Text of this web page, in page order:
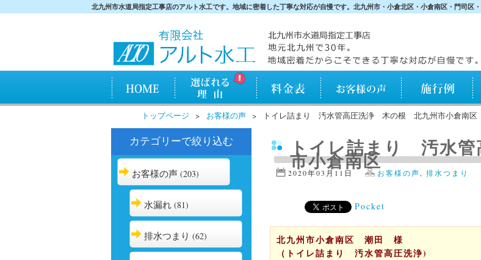
北九州市水道局指定工事店のアルト水工です。地域に密着した丁寧な対応が自慢です。北九州市・小倉北区・小倉南区・門司区
アルト水工が選ばれ
る理由
料金表 お客様の声 施行例
トップページ お客様の声 トイレ詰まり 汚水管高圧洗浄 木の根 北九州市小倉南区
カテゴリーで絞り込む
お客様の声 (203)
水漏れ (81)
排水つまり (62)
トイレ詰まり 汚水
市小倉南区
2020年03月11日 お客様の声, 排水つまり
Pocket
北九州市小倉南区 潮田 様
（トイレ詰まり 汚水管高圧洗浄)